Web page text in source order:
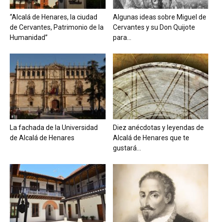
“Alcalá de Henares, la ciudad
de Cervantes, Patrimonio de la
Humanidad”
Algunas ideas sobre Miguel de
Cervantes y su Don Quijote
para...
La fachada de la Universidad
de Alcalá de Henares
Diez anécdotas y leyendas de
Alcalá de Henares que te
gustará...